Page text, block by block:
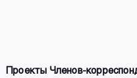
Проекты Членов-